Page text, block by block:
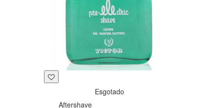
Esgotado
Aftershave